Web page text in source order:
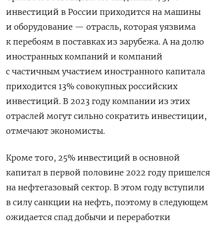
инвестиций в России приходится на машины
и оборудование — отрасль, которая уязвима
к перебоям в поставках из зарубежа. А на долю
иностранных компаний и компаний
с частичным участием иностранного капитала
приходится 13% совокупных российских
инвестиций. В 2023 году компании из этих
отраслей могут сильно сократить инвестиции,
отмечают экономисты.
Кроме того, 25% инвестиций в основной
капитал в первой половине 2022 году пришелся
на нефтегазовый сектор. В этом году вступили
в силу санкции на нефть, поэтому в следующем
ожидается спад добычи и переработки